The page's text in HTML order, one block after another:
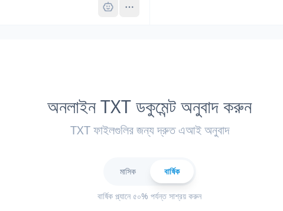
অনলাইন TXT ডকুমেন্ট অনুবাদ করুন
TXT ফাইলগুলির জন্য দ্রুত এআই অনুবাদ
মাসিক বার্ষিক
বার্ষিক প্ল্যানে ৫০% পর্যন্ত সাশ্রয় করুন